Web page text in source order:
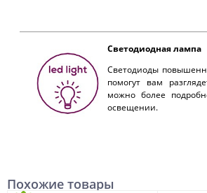
Светодиодная лампа
Светодиоды
помогут вам
можно более
освещении.
Похожие товары